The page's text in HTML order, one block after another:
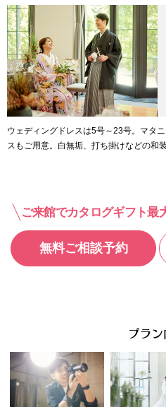
ウェディングドレスは5号～23号。マタ
スもご用意。白無垢、打ち掛けなどの和装
ご来館でカタログギフト最
無料ご相談予約
プラ